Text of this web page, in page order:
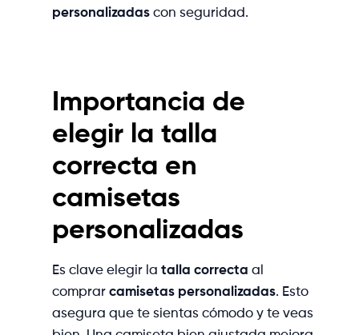
personalizadas con seguridad.
Importancia de
elegir la talla
correcta en
camisetas
personalizadas
Es clave elegir la talla correcta al
comprar camisetas personalizadas. Esto
asegura que te sientas cómodo y te veas